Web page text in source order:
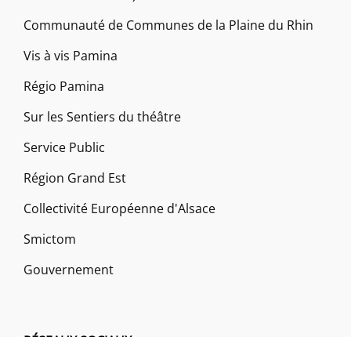
Communauté de Communes de la Plaine du Rhin
Vis à vis Pamina
Régio Pamina
Sur les Sentiers du théâtre
Service Public
Région Grand Est
Collectivité Européenne d'Alsace
Smictom
Gouvernement